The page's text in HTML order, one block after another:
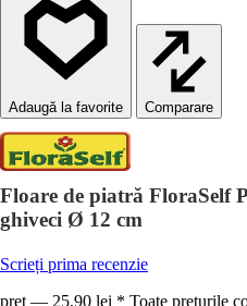
Comparare
Floare de piatră FloraSelf
ghiveci Ø 12 cm
Scrieți prima recenzie
preț — 25,90 lei * Toate prețurile